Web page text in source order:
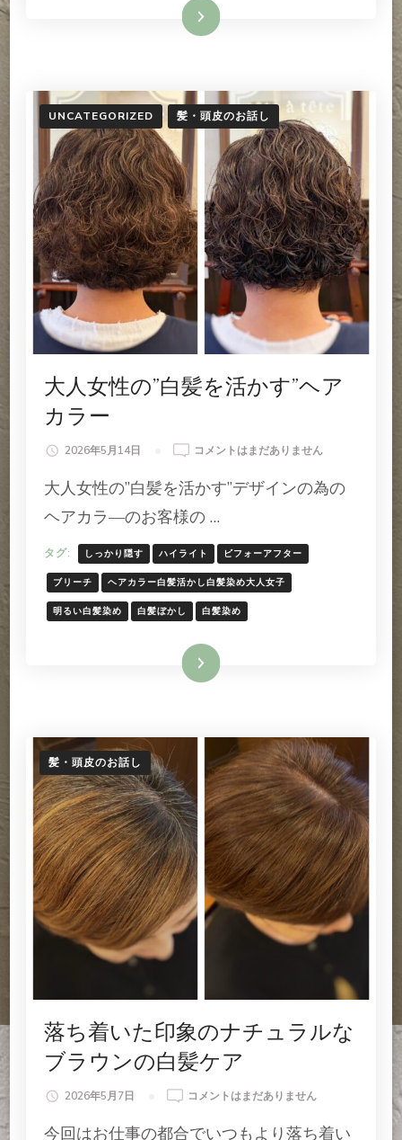
白
の
続きを読む
UNCATEGORIZED 髪・頭皮のお話し
大人女性の”白髪を活かす”ヘア
カラー
2026年5月14日
大
女
の”白
髪
を
活
か
す”ヘ
カ
コメントはまだありません
大人女性の”白髪を活かす”デザインの為の
ヘアカラ―のお客様の …
タグ: しっかり隠す ハイライト ビフォーアフター
ブリーチ ヘアカラー白髪活かし白髪染め大人女子
明るい白髪染め 白髪ぼかし 白髪染め
続きを読む
髪・頭皮のお話し
落ち着いた印象のナチュラルな
ブラウンの白髪ケア
2026年5月7日
落
着
コメントはまだありません
今回はお仕事の都合でいつもより落ち着い